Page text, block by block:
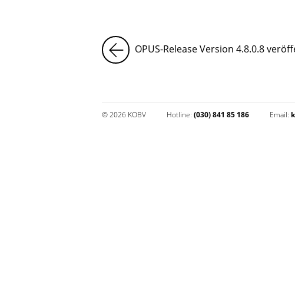
OPUS-Release Version 4.8.0.8
© 2026 KOBV Hotline: (030) 841 85 186 Email: